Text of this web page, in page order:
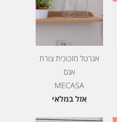
אגרטל מזכוכית צורת
אגס
MECASA
אזל במלאי